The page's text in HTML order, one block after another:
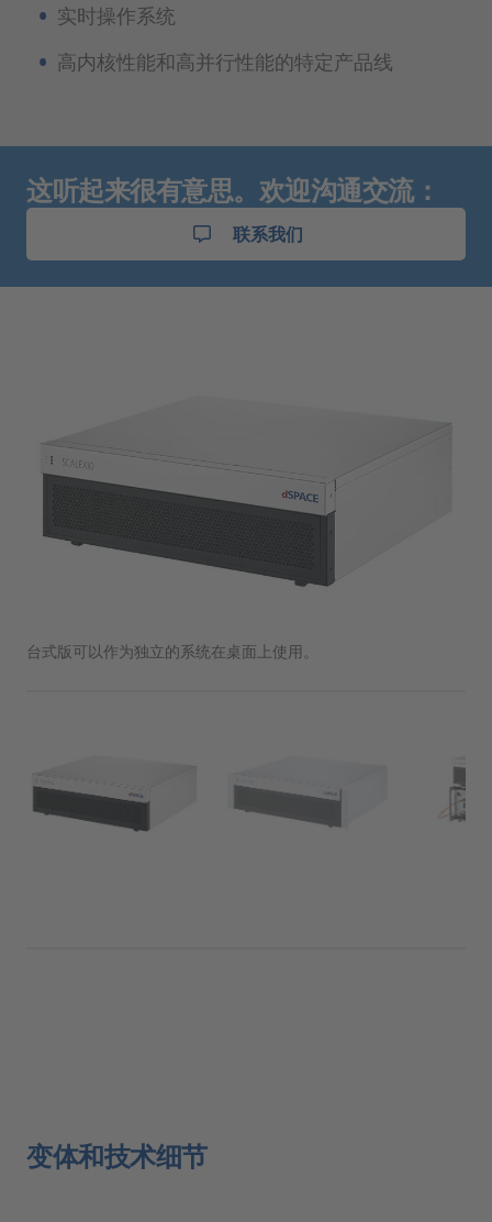
实时操作系统
高内核性能和高并行性能的特定产品线
这听起来很有意思。欢迎沟通交流：
联系我们
台式版可以作为独立的系统在桌面上使用。
变体和技术细节